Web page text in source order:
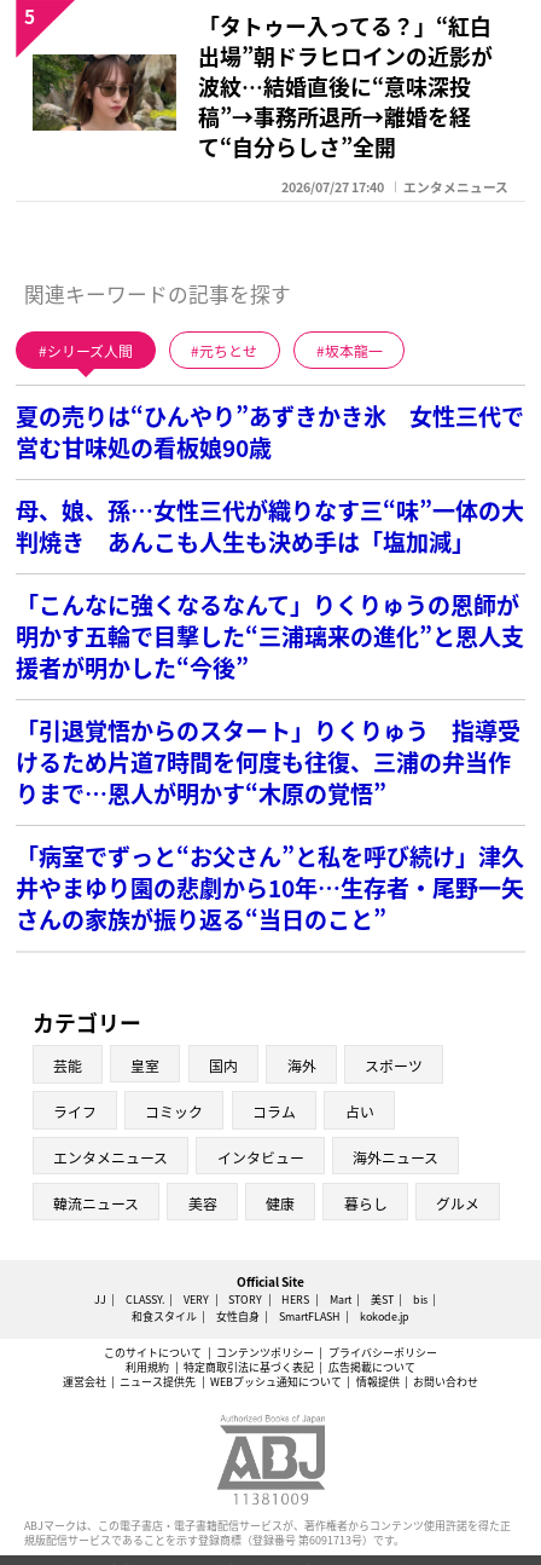
「タトゥー入ってる？」“紅白
出場”朝ドラヒロインの近影が
波紋…結婚直後に“意味深投
稿”→事務所退所→離婚を経
て“自分らしさ”全開
2026/07/27 17:40 エンタメニュース
5
関連キーワードの記事を探す
シリーズ人間 元ちとせ 坂本龍一
夏の売りは“ひんやり”あずきかき氷 女性三代で
営む甘味処の看板娘90歳
母、娘、孫…女性三代が織りなす三“味”一体の大
判焼き あんこも人生も決め手は「塩加減」
「こんなに強くなるなんて」りくりゅうの恩師が
明かす五輪で目撃した“三浦璃来の進化”と恩人支
援者が明かした“今後”
「引退覚悟からのスタート」りくりゅう 指導受
けるため片道7時間を何度も往復、三浦の弁当作
りまで…恩人が明かす“木原の覚悟”
「病室でずっと“お父さん”と私を呼び続け」津久
井やまゆり園の悲劇から10年…生存者・尾野一矢
さんの家族が振り返る“当日のこと”
カテゴリー
芸能 皇室 国内 海外 スポーツ
ライフ コミック コラム 占い
エンタメニュース インタビュー 海外ニュース
韓流ニュース 美容 健康 暮らし グルメ
Official Site
JJ CLASSY. VERY STORY HERS Mart 美ST
bis
和食スタイル
女性自身 SmartFLASH kokode.jp
このサイトについて コンテンツポリシー
プライバシーポリシー
利用規約
特定商取引法に基づく表記
広告掲載について
運営会社
ニュース提供先 WEBプッシュ通知について 情報提供 お問い合わせ
ABJマークは、この電子書店・電子書籍配信サービスが、著作権者からコンテンツ使用許諾を得た正
規版配信サービスであることを示す登録商標（登録番号 第6091713号）です。